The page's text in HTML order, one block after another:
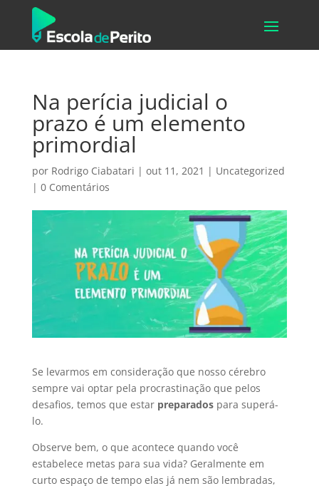
Na perícia judicial o
prazo é um elemento
primordial
por Rodrigo Ciabatari | out 11, 2021 | Uncategorized
| 0 Comentários
Se levarmos em consideração que nosso cérebro
sempre vai optar pela procrastinação que pelos
desafios, temos que estar preparadospara superá-
lo.
Observe bem, o que acontece quando você
estabelece metas para sua vida? Geralmente em
curto espaço de tempo elas já nem são lembradas,